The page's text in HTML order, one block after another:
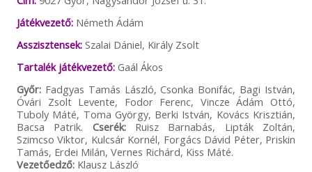
Játékvezető:Németh Ádám
Asszisztensek:Szalai Dániel, Király Zsolt
Tartalék játékvezető:Gaál Ákos
Győr:Fadgyas Tamás László, Csonka Bonifác, Bagi István,
Óvári Zsolt Levente, Fodor Ferenc, Vincze Ádám Ottó,
Tuboly Máté, Toma György, Berki István, Kovács Krisztián,
Bacsa Patrik. Cserék:Ruisz Barnabás, Lipták Zoltán,
Szimcso Viktor, Kulcsár Kornél, Forgács Dávid Péter, Priskin
Tamás, Erdei Milán, Vernes Richárd, Kiss Máté.
Vezetőedző:Klausz László